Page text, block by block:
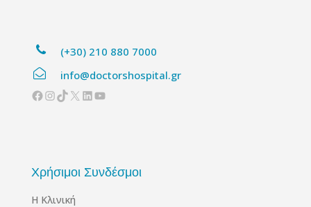
(+30) 210 880 7000
info@doctorshospital.gr
Facebook
Instagram
TikTok
X Linkedin
YouTube
Χρήσιμοι Συνδέσμοι
Η Κλινική